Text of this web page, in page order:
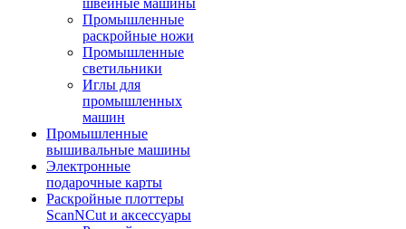
швейные машины
Промышленные
раскройные ножи
Промышленные
светильники
Иглы для
промышленных
машин
Промышленные
вышивальные машины
Электронные
подарочные карты
Раскройные плоттеры
ScanNCut и аксессуары